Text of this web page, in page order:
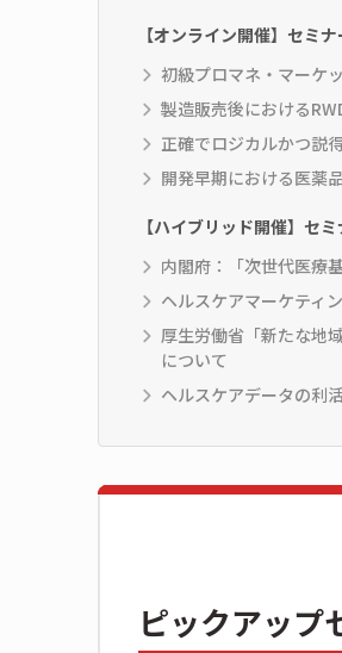
【オンライン開催】セミ
初級プロマネ・マーケ
製造販売後における
正確でロジカルかつ説
開発早期における医薬
【ハイブリッド開催】セ
内閣府：「次世代医療
ヘルスケアマーケティ
厚生労働省「新たな地
について
ヘルスケアデータの利
ピックアップ